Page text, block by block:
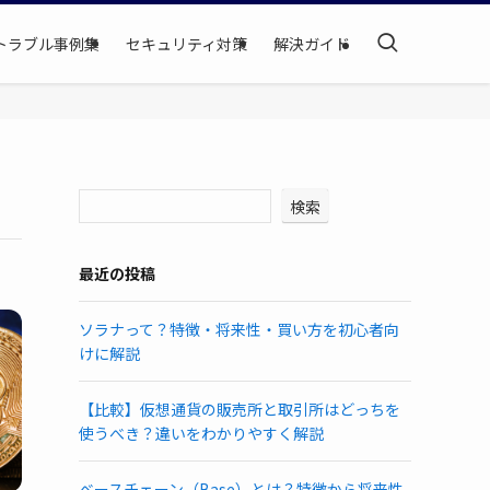
ラブル事例集 セキュリティ対策 解決ガイド
検索
最近の投稿
ソラナって？特徴・将来性・買い方を初心者向
けに解説
【比較】仮想通貨の販売所と取引所はどっちを
使うべき？違いをわかりやすく解説